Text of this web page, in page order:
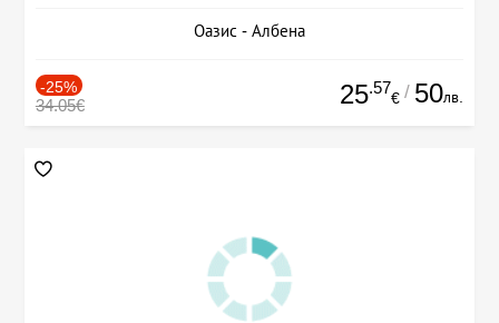
Оазис - Албена
-25%
34.05€ 25.57
€ / 50лв.